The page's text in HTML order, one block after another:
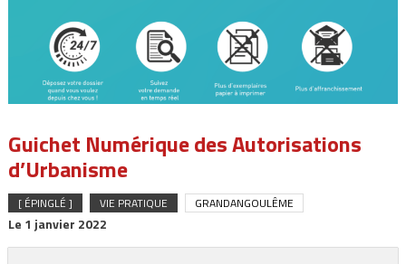
Guichet Numérique des Autorisations
d’Urbanisme
[ ÉPINGLÉ ] VIE PRATIQUE GRANDANGOULÊME
Le 1 janvier 2022